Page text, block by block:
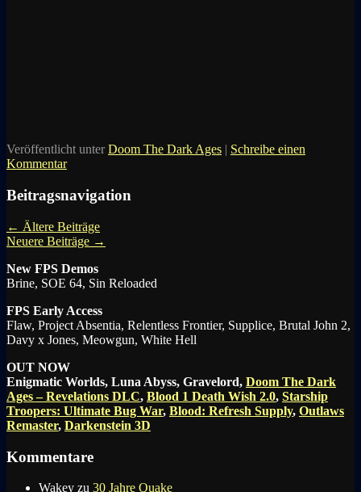
Veröffentlicht unter Doom The Dark Ages
Schreibe einen
Kommentar
Beitragsnavigation
← Ältere Beiträge
Neuere Beiträge →
New FPS Demos
Brine, SOE 64, Sin Reloaded
FPS Early Access
Flaw, Project Absentia, Relentless Frontier, Supplice, Brutal John 2,
Davy x Jones, Meowgun, White Hell
OUT NOW
Enigmatic Worlds, Luna Abyss, Gravelord, Doom The Dark
Ages – Revelations DLC, Blood 1 Death Wish 2.0, Starship
Troopers: Ultimate Bug War, Blood: Refresh Supply, Outlaws
Remaster, Darkenstein 3D
Kommentare
Wakey zu 30 Jahre Quake